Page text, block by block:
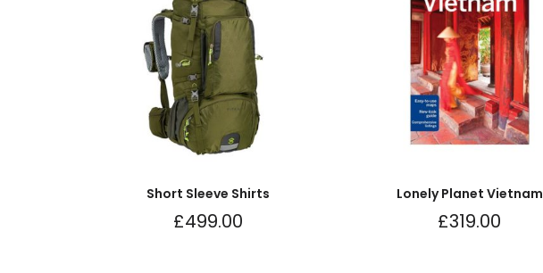
Short Sleeve Shirts
£499.00
Lonely Planet Vietnam
£319.00